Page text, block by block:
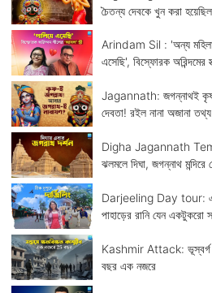
চৈতন্য দেবকে খুন করা
Arindam Sil : 'অন্য মহিলার
এসেছি', বিস্ফোরক অরিন্দমের
Jagannath: জগন্নাথই
দেবতা! রইল নানা অজানা তথ্য
Digha Jagannath
ঝলমলে দিঘা, জগন্নাথ মন্দিরে
Darjeeling Day tour: এক
পাহাড়ের রানি যেন একটুকরো
Kashmir Attack: ভূস্বর্গ ভয়ঙ্কর! সন্ত্রাসে ক্ষতবিক্ষত ২৫
বছর এক নজরে